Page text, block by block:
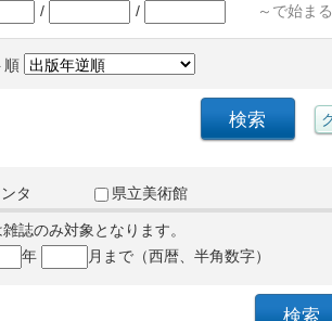
/ / ～で始まる
順
タ
県立美術館
誌のみ対象となります。
年 月まで（西暦、半角数字）